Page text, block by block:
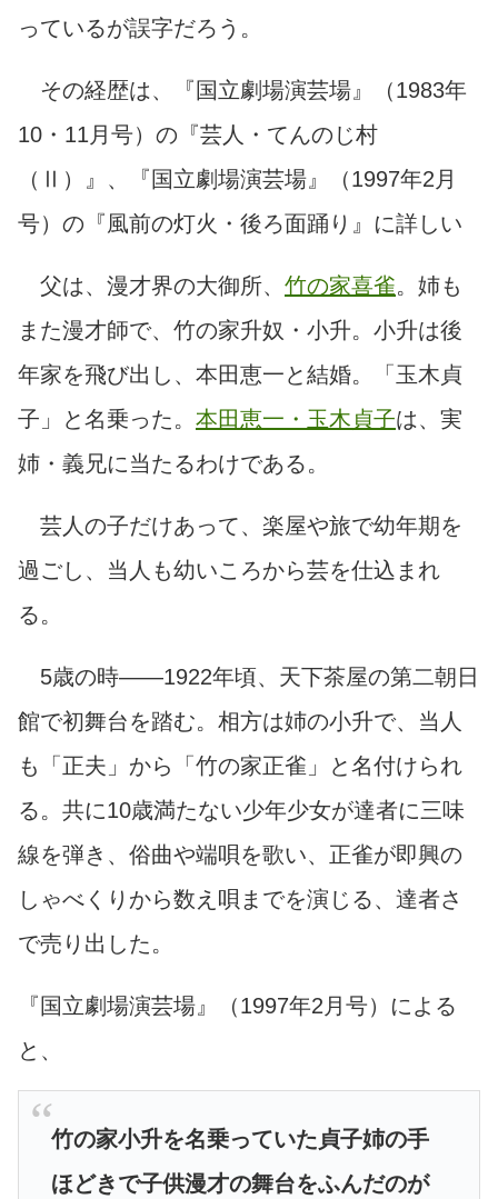
っているが誤字だろう。
その経歴は、
『国立劇場演芸場』（1983年
10・11月号）の『芸人・てんのじ村
（Ⅱ）』、『国立劇場演芸場』（1997年2月
号）の『風前の灯火・後ろ面踊り』に詳しい
父は、漫才界の大御所、 竹の家喜雀。姉も
また漫才師で、竹の家升奴・小升。小升は後
年家を飛び出し、本田恵一と結婚。「玉木貞
子」と名乗った。 本田恵一・玉木貞子は、実
姉・義兄に当たるわけである。
芸人の子だけあって、楽屋や旅で幼年期を
過ごし、当人も幼いころから芸を仕込まれ
る。
5歳の時――1922年頃、天下茶屋の第二朝日
館で初舞台を踏む。相方は姉の小升で、当人
も「正夫」から「竹の家正雀」と名付けられ
る。共に10歳満たない少年少女が達者に三味
線を弾き、俗曲や端唄を歌い、正雀が即興の
しゃべくりから数え唄までを演じる、達者さ
で売り出した。
『国立劇場演芸場』（1997年2月号）による
と、
竹の家小升を名乗っていた貞子姉の手
ほどきで子供漫才の舞台をふんだのが